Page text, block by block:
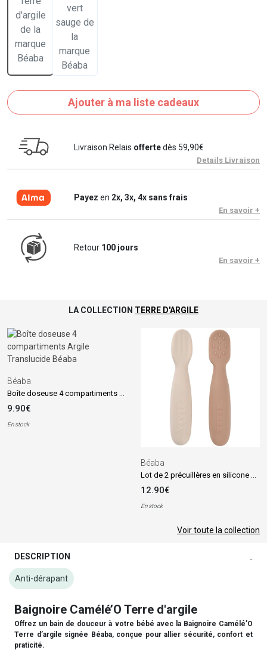
Ajouter à ma liste cadeaux
Livraison Relais offertedès 59,90€
Details Livraison
Payez en 2x, 3x, 4x sans frais
En savoir +
Retour 100 jours
En savoir +
LA COLLECTION TERRE D'ARGILE
Béaba
Boîte doseuse 4 compartiments Argile Translucide
9.90€
En stock
Béaba
Lot de 2 précuillères en silicone Pralin et Argile
12.90€
En stock
Voir toute la collection
DESCRIPTION -
Anti-dérapant
Baignoire Camélé’O Terre d'argile
Offrez un bain de douceur à votre bébé avec la Baignoire Camélé’O
Terre d’argile signée Béaba, conçue pour allier sécurité, confort et
praticité.